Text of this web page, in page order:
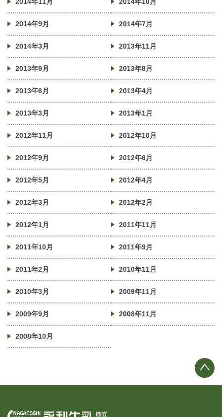
2014年9月 2014年7月
2014年3月 2013年11月
2013年9月 2013年8月
2013年6月 2013年4月
2013年3月 2013年1月
2012年11月 2012年10月
2012年9月 2012年6月
2012年5月 2012年4月
2012年3月 2012年2月
2012年1月 2011年11月
2011年10月 2011年9月
2011年2月 2010年11月
2010年3月 2009年11月
2009年9月 2008年11月
2008年10月